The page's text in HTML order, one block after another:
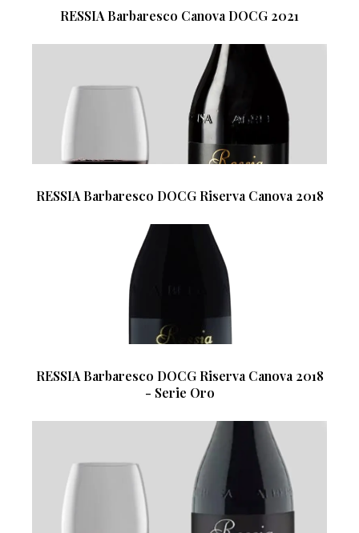
RESSIA Barbaresco Canova DOCG 2021
RESSIA Barbaresco DOCG Riserva Canova 2018
RESSIA Barbaresco DOCG Riserva Canova 2018
- Serie Oro